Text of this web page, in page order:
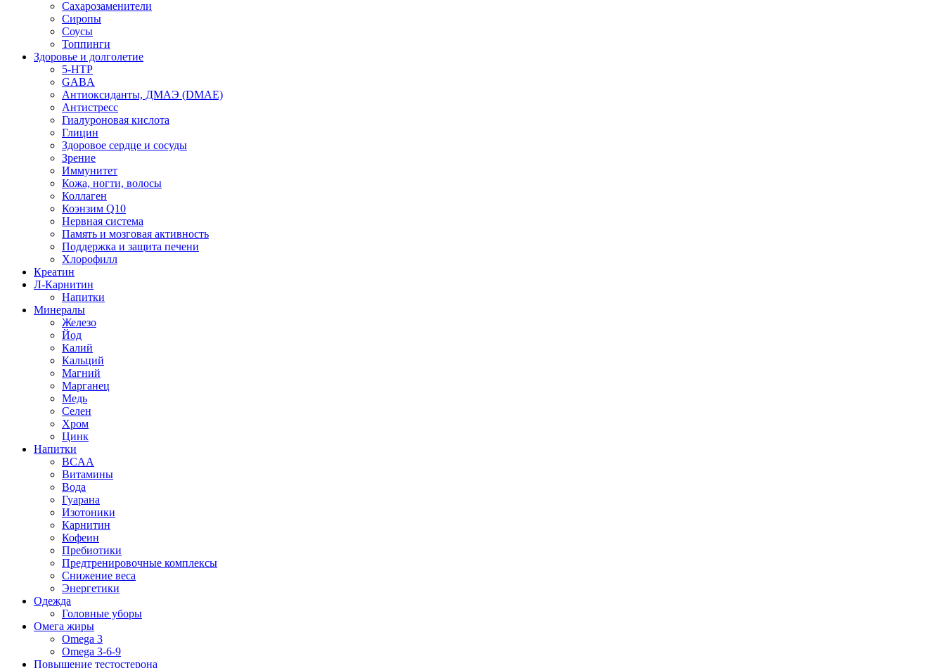
Сахарозаменители
Сиропы
Соусы
Топпинги
Здоровье и долголетие
5-HTP
GABA
Антиоксиданты, ДМАЭ (DMAE)
Антистресс
Гиалуроновая кислота
Глицин
Здоровое сердце и сосуды
Зрение
Иммунитет
Кожа, ногти, волосы
Коллаген
Коэнзим Q10
Нервная система
Память и мозговая активность
Поддержка и защита печени
Хлорофилл
Креатин
Л-Карнитин
Напитки
Минералы
Железо
Йод
Калий
Кальций
Магний
Марганец
Медь
Селен
Хром
Цинк
Напитки
BCAA
Витамины
Вода
Гуарана
Изотоники
Карнитин
Кофеин
Пребиотики
Предтренировочные комплексы
Снижение веса
Энергетики
Одежда
Головные уборы
Омега жиры
Omega 3
Omega 3-6-9
Повышение тестостерона